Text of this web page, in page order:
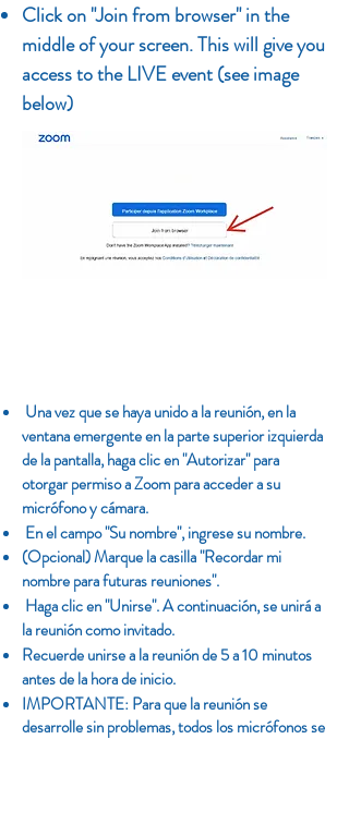
Click on "Join from browser" in the
middle of your screen. This will give you
access to the LIVE event (see image
below)
Una vez que se haya unido a la reunión, en la
ventana emergente en la parte superior izquierda
de la pantalla, haga clic en "Autorizar" para
otorgar permiso a Zoom para acceder a su
micrófono y cámara.
En el campo "Su nombre", ingrese su nombre.
(Opcional) Marque la casilla "Recordar mi
nombre para futuras reuniones".
Haga clic en "Unirse". A continuación, se unirá a
la reunión como invitado.
Recuerde unirse a la reunión de 5 a 10 minutos
antes de la hora de inicio.
IMPORTANTE: Para que la reunión se
desarrolle sin problemas, todos los micrófonos se